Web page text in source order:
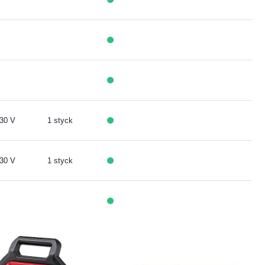
V 1 styck
V 1 styck